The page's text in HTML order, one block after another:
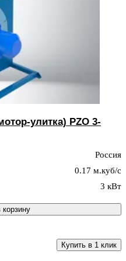
улитка) PZO 3-
Россия
0.17 м.куб/с
3 кВт
Купить в 1 клик